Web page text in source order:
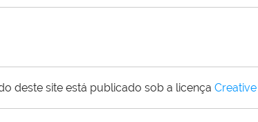
deste site está publicado sob a licença